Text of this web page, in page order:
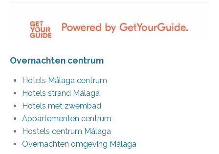
Overnachten centrum
Hotels Málaga centrum
Hotels strand Málaga
Hotels met zwembad
Appartementen centrum
Hostels centrum Málaga
Overnachten omgeving Málaga